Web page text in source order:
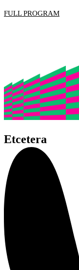
FULL PROGRAM
Etcetera